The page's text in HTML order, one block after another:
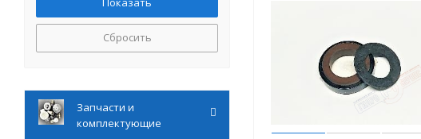
Сбросить
Запчасти и
комплектующие